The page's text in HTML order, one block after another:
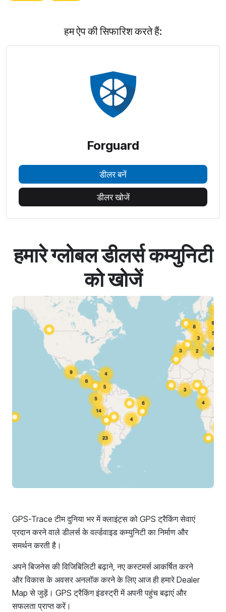
हम ऐप की सिफारिश करते हैं:
Forguard
डीलर बनें
डीलर खोजें
हमारे ग्लोबल डीलर्स कम्युनिटी
को खोजें
GPS-Trace टीम दुनिया भर में क्लाइंट्स को GPS ट्रैकिंग सेवाएं
प्रदान करने वाले डीलर्स के वर्ल्डवाइड कम्युनिटी का निर्माण और
समर्थन करती है।
अपने बिजनेस की विजिबिलिटी बढ़ाने, नए कस्टमर्स आकर्षित करने
और विकास के अवसर अनलॉक करने के लिए आज ही हमारे Dealer
Map से जुड़ें। GPS ट्रैकिंग इंडस्ट्री में अपनी पहुंच बढ़ाएं और
सफलता प्राप्त करें।